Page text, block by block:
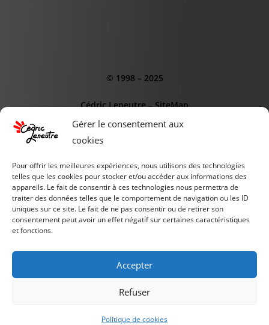
Gérer le consentement aux
cookies
Pour offrir les meilleures expériences, nous utilisons des technologies
telles que les cookies pour stocker et/ou accéder aux informations des
appareils. Le fait de consentir à ces technologies nous permettra de
traiter des données telles que le comportement de navigation ou les ID
uniques sur ce site. Le fait de ne pas consentir ou de retirer son
consentement peut avoir un effet négatif sur certaines caractéristiques
et fonctions.
Accepter
Refuser
Politique de cookies
© 1998 – 2025
Cédric Leneutre–SiteMap
CE SITE EST SOUTENUS PAR :
AGENCE WEB OdD
PIXELCLUB.FR
SCIENCE & TECHNOLOGIE